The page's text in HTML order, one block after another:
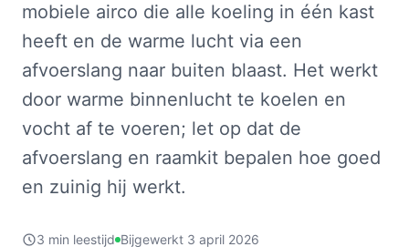
mobiele airco die alle koeling in één kast
heeft en de warme lucht via een
afvoerslang naar buiten blaast. Het werkt
door warme binnenlucht te koelen en
vocht af te voeren; let op dat de
afvoerslang en raamkit bepalen hoe goed
en zuinig hij werkt.
3 min leestijd Bijgewerkt 3 april 2026